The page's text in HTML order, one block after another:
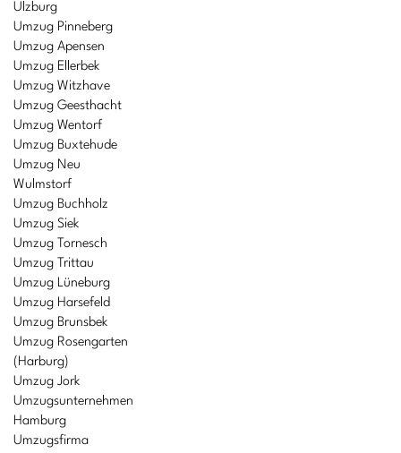
Ulzburg
Umzug Pinneberg
Umzug Apensen
Umzug Ellerbek
Umzug Witzhave
Umzug Geesthacht
Umzug Wentorf
Umzug Buxtehude
Umzug Neu
Wulmstorf
Umzug Buchholz
Umzug Siek
Umzug Tornesch
Umzug Trittau
Umzug Lüneburg
Umzug Harsefeld
Umzug Brunsbek
Umzug Rosengarten
(Harburg)
Umzug Jork
Umzugsunternehmen
Hamburg
Umzugsfirma